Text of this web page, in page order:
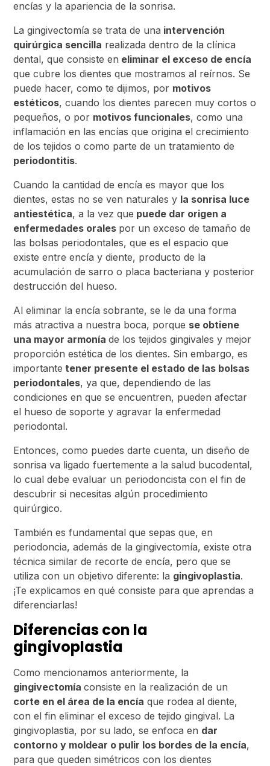
encías y la apariencia de la sonrisa.
La gingivectomía se trata de una intervención
quirúrgica sencilla realizada dentro de la clínica
dental, que consiste en eliminar el exceso de encía
que cubre los dientes que mostramos al reírnos. Se
puede hacer, como te dijimos, por motivos
estéticos, cuando los dientes parecen muy cortos o
pequeños, o por motivos funcionales, como una
inflamación en las encías que origina el crecimiento
de los tejidos o como parte de un tratamiento de
periodontitis.
Cuando la cantidad de encía es mayor que los
dientes, estas no se ven naturales y la sonrisa luce
antiestética, a la vez que puede dar origen a
enfermedades orales por un exceso de tamaño de
las bolsas periodontales, que es el espacio que
existe entre encía y diente, producto de la
acumulación de sarro o placa bacteriana y posterior
destrucción del hueso.
Al eliminar la encía sobrante, se le da una forma
más atractiva a nuestra boca, porque se obtiene
una mayor armoníade los tejidos gingivales y mejor
proporción estética de los dientes. Sin embargo, es
importante tener presente el estado de las bolsas
periodontales, ya que, dependiendo de las
condiciones en que se encuentren, pueden afectar
el hueso de soporte y agravar la enfermedad
periodontal.
Entonces, como puedes darte cuenta, un diseño de
sonrisa va ligado fuertemente a la salud bucodental,
lo cual debe evaluar un periodoncista con el fin de
descubrir si necesitas algún procedimiento
quirúrgico.
También es fundamental que sepas que, en
periodoncia, además de la gingivectomía, existe otra
técnica similar de recorte de encía, pero que se
utiliza con un objetivo diferente: la gingivoplastia.
¡Te explicamos en qué consiste para que aprendas a
diferenciarlas!
Diferencias con la
gingivoplastia
Como mencionamos anteriormente, la
gingivectomíaconsiste en la realización de un
corte en el área de la encía que rodea al diente,
con el fin eliminar el exceso de tejido gingival. La
gingivoplastia, por su lado, se enfoca en dar
contorno y moldear o pulir los bordes de la encía,
para que queden simétricos con los dientes